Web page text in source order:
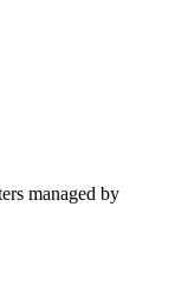
managed by